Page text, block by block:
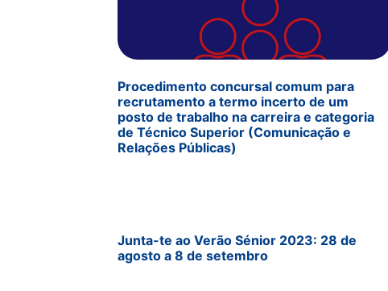
Procedimento concursal comum para
recrutamento a termo incerto de um
posto de trabalho na carreira e categoria
de Técnico Superior (Comunicação e
Relações Públicas)
Junta-te ao Verão Sénior 2023: 28 de
agosto a 8 de setembro